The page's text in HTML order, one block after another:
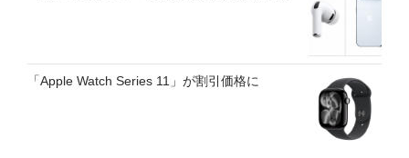
「Apple Watch Series 11」が割引価格に